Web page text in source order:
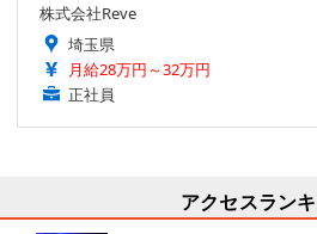
株式会社Reve
埼玉県
月給28万円～32万円
正社員
アクセスラン